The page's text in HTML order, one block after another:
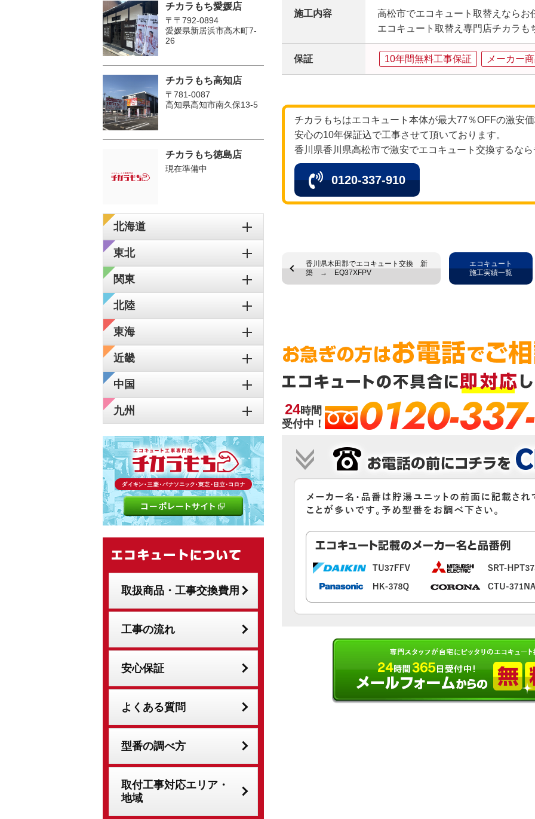
施工内容
高松市でエコキュート取替えならお
エコキュート取替え専門店チカラも
保証 10年間無料工事保証 メーカー
チカラもちはエコキュート本体が最大77％OFFの激安
安心の10年保証込で工事させて頂いております。
香川県香川県高松市で激安でエコキュート交換するな
0120-337-910
香川県木田郡でエコキュート交換 新
築 → EQ37XFPV
エコキュート
施工実績一覧
24時間
受付中！
0120-
チカラもち愛媛店
〒〒792-0894
愛媛県新居浜市高木町7-
26
チカラもち高知店
〒781-0087
高知県高知市南久保13-5
チカラもち徳島店
現在準備中
北海道
東北
関東
北陸
東海
近畿
中国
九州
取扱商品・工事交換費用
工事の流れ
安心保証
よくある質問
型番の調べ方
取付工事対応エリア・
地域